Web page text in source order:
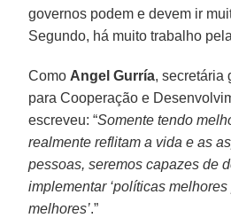
governos podem e devem ir
Segundo, há muito trabalho
Como Angel Gurría, secretária
para Cooperação e
escreveu: “Somente tendo
realmente reflitam a vida e as
pessoas, seremos capazes de
implementar ‘políticas
melhores’.”